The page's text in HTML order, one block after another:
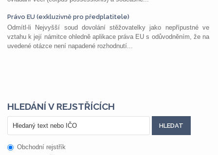
Právo EU (exkluzivně pro předplatitele)
Odmítl-li Nejvyšší soud dovolání stěžovatelky jako nepřípustné ve
vztahu k její námitce ohledně aplikace práva EU s odůvodněním, že na
uvedené otázce není napadené rozhodnutí...
HLEDÁNÍ V REJSTŘÍCÍCH
Obchodní rejstřík